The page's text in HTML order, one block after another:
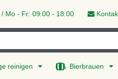
Mo - Fr: 09:00 - 18:00
reinigen Bierbrauen